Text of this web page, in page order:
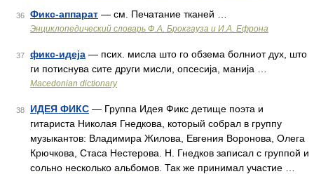
36 Фикс-аппарат — см. Печатание тканей …
Энциклопедический словарь Ф.А. Брокгауза и И.А. Ефрона
37 фикс-идеја — псих. мисла што го обзема болниот дух, што
ги потиснува сите други мисли, опсесија, манија …
Macedonian dictionary
38 ИДЕЯ ФИКС — Группа Идея Фикс детище поэта и
гитариста Николая Гнедкова, который собрал в группу
музыкантов: Владимира Жилова, Евгения Воронова, Олега
Крючкова, Стаса Нестерова. Н. Гнедков записал с группой и
сольно несколько альбомов. Так же принимал участие …